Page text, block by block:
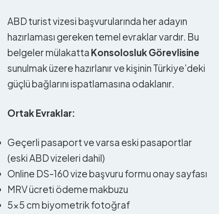
ABD turist vizesi başvurularında her adayın
hazırlaması gereken temel evraklar vardır. Bu
belgeler mülakatta Konsolosluk Görevlisine
sunulmak üzere hazırlanır ve kişinin Türkiye’deki
güçlü bağlarını ispatlamasına odaklanır.
Ortak Evraklar:
Geçerli pasaport ve varsa eski pasaportlar
(eski ABD vizeleri dahil)
Online DS-160 vize başvuru formu onay sayfası
MRV ücreti ödeme makbuzu
5×5 cm biyometrik fotoğraf